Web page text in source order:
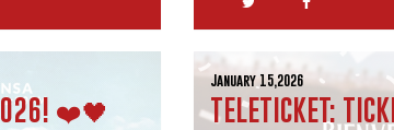
2026! ❤️🖤
January 15,2026
TELETICKET: